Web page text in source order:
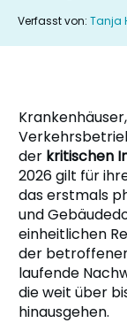
Verfasst von: Tanja
der kritischen
2026 gilt für
das erstmals
und
einheitlichen
der
laufende
die weit über
hinausgehen.